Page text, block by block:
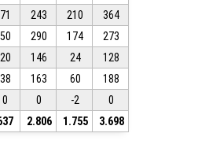
71 243 210
364
50 290 174
273
20 146 24
128
38 163 60
188
0 0 -2
0
2.806 1.755 3.698